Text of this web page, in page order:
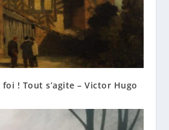
! Tout s’agite – Victor Hugo